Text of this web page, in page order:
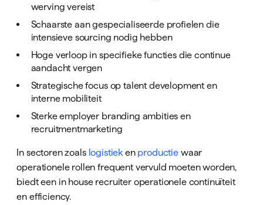
werving vereist
Schaarste aan gespecialiseerde profielen die
intensieve sourcing nodig hebben
Hoge verloop in specifieke functies die continue
aandacht vergen
Strategische focus op talent development en
interne mobiliteit
Sterke employer branding ambities en
recruitmentmarketing
In sectoren zoals logistiek en productiewaar
operationele rollen frequent vervuld moeten worden,
biedt een in house recruiter operationele continuïteit
en efficiency.